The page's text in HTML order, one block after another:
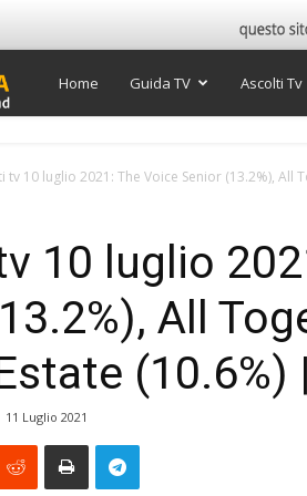
Super
Home Guida TV Ascolti Tv
tv 10 luglio 2021: The Voice Senior (13.2%), All
10 luglio
All
(10.6%)
11 Luglio 2021